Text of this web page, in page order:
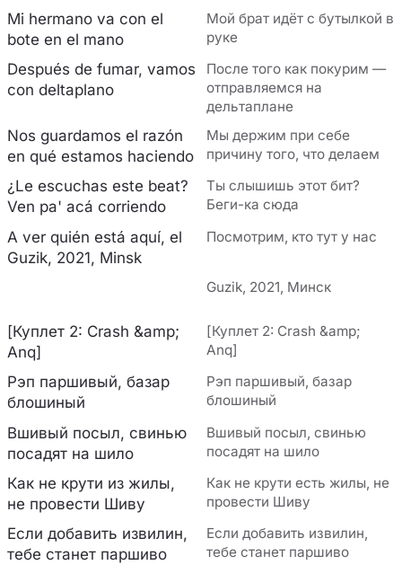
Mi hermano va con el
bote en el mano
Мой брат идёт с бутылкой в
руке
Después de fumar, vamos
con deltaplano
После того как покурим —
отправляемся на
дельтаплане
Nos guardamos el razón
еn qué estamos haciendo
Мы держим при себе
причину того, что делаем
¿Le еscuchas este beat?
Ven pa' acá corriendo
Ты слышишь этот бит?
Беги-ка сюда
A ver quién está aquí, el
Guzik, 2021, Minsk
Посмотрим, кто тут у нас
Guzik, 2021, Минск
[Куплет 2: Crash &amp;
Anq]
[Куплет 2: Crash &amp;
Anq]
Рэп паршивый, базар
блошиный
Рэп паршивый, базар
блошиный
Вшивый посыл, свинью
посадят на шило
Вшивый посыл, свинью
посадят на шило
Как не крути из жилы,
не провести Шиву
Как не крути есть жилы, не
провести Шиву
Если добавить извилин,
тебе станет паршиво
Если добавить извилин,
тебе станет паршиво